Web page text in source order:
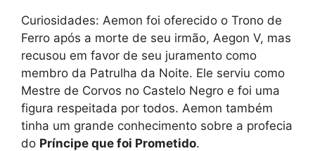
Curiosidades: Aemon foi oferecido o Trono de
Ferro após a morte de seu irmão, Aegon V, mas
recusou em favor de seu juramento como
membro da Patrulha da Noite. Ele serviu como
Mestre de Corvos no Castelo Negro e foi uma
figura respeitada por todos. Aemon também
tinha um grande conhecimento sobre a profecia
do Príncipe que foi Prometido.